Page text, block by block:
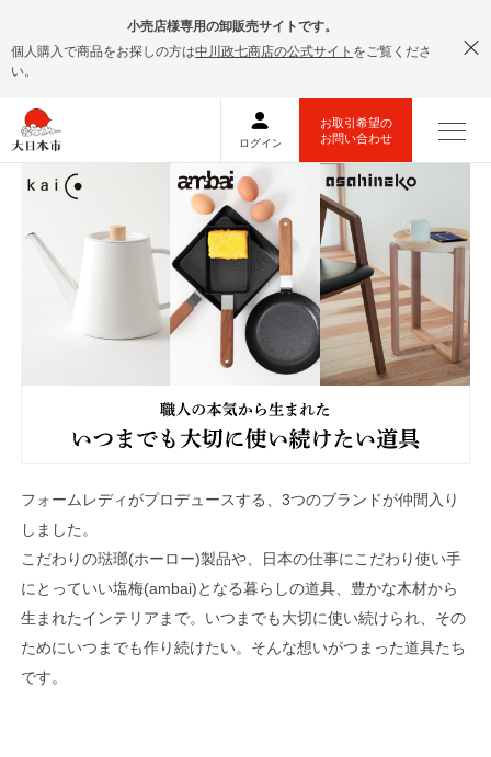
小売店様専用の卸販売サイトです。
個人購入で商品をお探しの方は中川政七商店の公式サイト をご覧くださ
い。
フォームレディがプロデュースする、3つのブランドが仲間入り
しました。
こだわりの琺瑯(ホーロー)製品や、日本の仕事にこだわり使い手
にとっていい塩梅(ambai)となる暮らしの道具、豊かな木材から
生まれたインテリアまで。いつまでも大切に使い続けられ、その
ためにいつまでも作り続けたい。そんな想いがつまった道具たち
です。